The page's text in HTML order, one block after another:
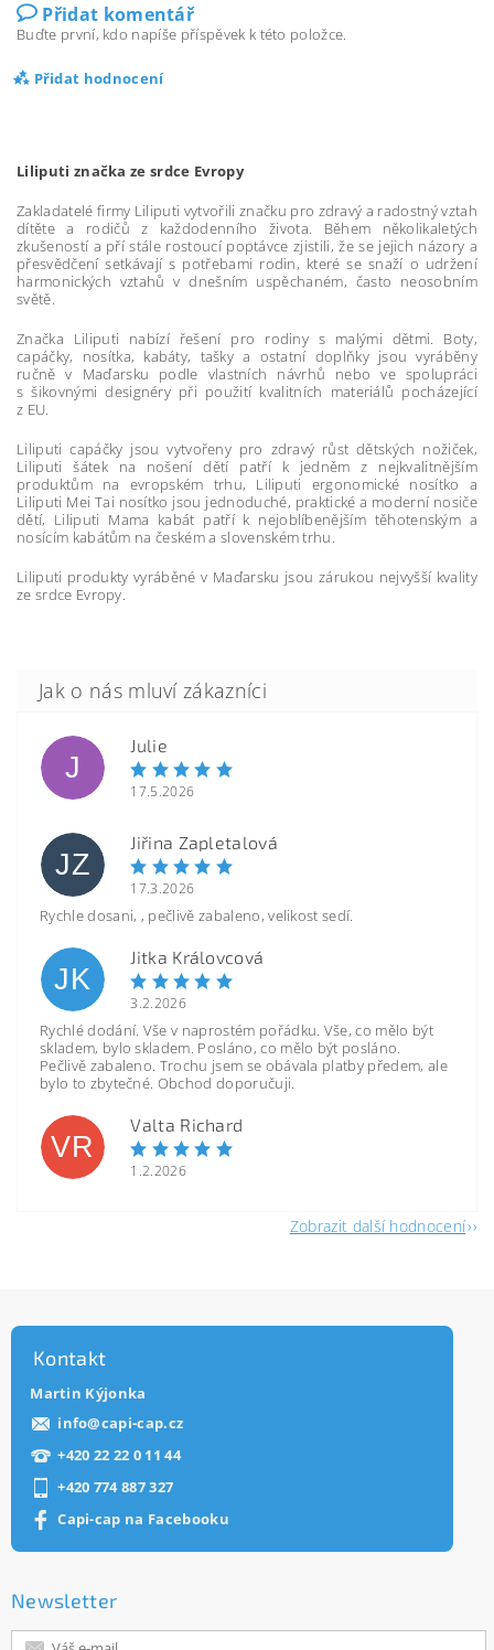
Přidat komentář
Buďte první, kdo napíše příspěvek k této položce.
Přidat hodnocení
Liliputi značka ze srdce Evropy
Zakladatelé firmy Liliputi vytvořili značku pro zdravý a radostný vztah
dítěte a rodičů z každodenního života. Během několikaletých
zkušeností a pří stále rostoucí poptávce zjistili, že se jejich názory a
přesvědčení setkávají s potřebami rodin, které se snaží o udržení
harmonických vztahů v dnešním uspěchaném, často neosobním
světě.
Značka Liliputi nabízí řešení pro rodiny s malými dětmi. Boty,
capáčky, nosítka, kabáty, tašky a ostatní doplňky jsou vyráběny
ručně v Maďarsku podle vlastních návrhů nebo ve spolupráci
s šikovnými designéry při použití kvalitních materiálů pocházející
z EU.
Liliputi capáčky jsou vytvořeny pro zdravý růst dětských nožiček,
Liliputi šátek na nošení dětí patří k jedněm z nejkvalitnějším
produktům na evropském trhu, Liliputi ergonomické nosítko a
Liliputi Mei Tai nosítko jsou jednoduché, praktické a moderní nosiče
dětí, Liliputi Mama kabát patří k nejoblíbenějším těhotenským a
nosícím kabátům na českém a slovenském trhu.
Liliputi produkty vyráběné v Maďarsku jsou zárukou nejvyšší kvality
ze srdce Evropy.
J
Julie
17.5.2026
JZ
Jiřina Zapletalová
17.3.2026
Rychle dosani, , pečlivě zabaleno, velikost sedí.
JK
Jitka Královcová
3.2.2026
Rychlé dodání. Vše v naprostém pořádku. Vše, co mělo být
skladem, bylo skladem. Posláno, co mělo být posláno.
Pečlivě zabaleno. Trochu jsem se obávala platby předem, ale
bylo to zbytečné. Obchod doporučuji.
VR
Valta Richard
1.2.2026
Zobrazit další hodnocení
Kontakt
Martin Kýjonka
info@capi-cap.cz
+420 22 22 0 11 44
+420 774 887 327
Capi-cap na Facebooku
Newsletter